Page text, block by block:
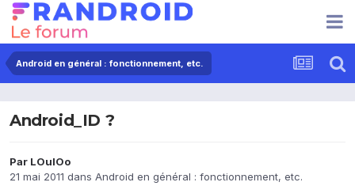
Android en général : fonctionnement, etc.
Android_ID ?
Par LOulOo
21 mai 2011 dans Android en général : fonctionnement, etc.